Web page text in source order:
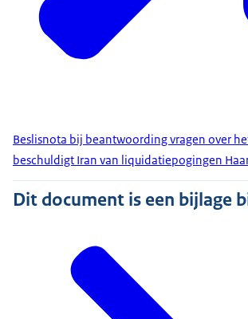
Beslisnota bij beantwoording vragen over
beschuldigt Iran van liquidatiepogingen
Dit document is een bijlage